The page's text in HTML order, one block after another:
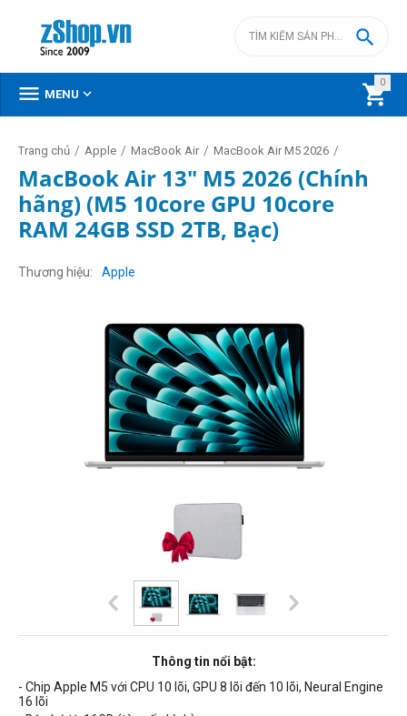
0


 MENU 
Trang chủ / Apple / MacBook Air / MacBook Air M5 2026 /
MacBook Air 13" M5 2026 (Chính
hãng) (M5 10core GPU 10core
RAM 24GB SSD 2TB, Bạc)
Thương hiệu Apple
Thông tin nổi bật:
- Chip Apple M5 với CPU 10 lõi, GPU 8 lõi đến 10 lõi, Neural Engine
16 lõi